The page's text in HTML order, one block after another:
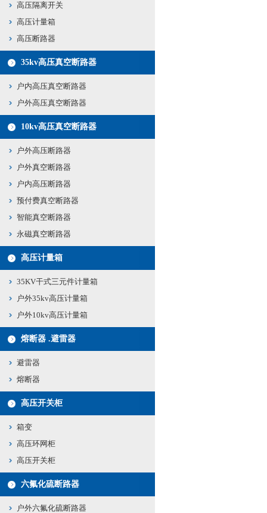
高压隔离开关
高压计量箱
高压断路器
35kv高压真空断路器
户内高压真空断路器
户外高压真空断路器
10kv高压真空断路器
户外高压断路器
户外真空断路器
户内高压断路器
预付费真空断路器
智能真空断路器
永磁真空断路器
高压计量箱
35KV干式三元件计量箱
户外35kv高压计量箱
户外10kv高压计量箱
熔断器 .避雷器
避雷器
熔断器
高压开关柜
箱变
高压环网柜
高压开关柜
六氟化硫断路器
户外六氟化硫断路器